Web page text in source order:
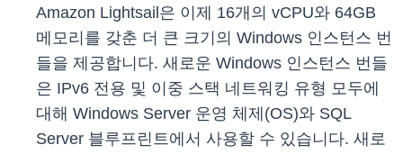
Amazon Lightsail은 이제 16개의 vCPU와 64GB
메모리를 갖춘 더 큰 크기의 Windows 인스턴스 번
들을 제공합니다. 새로운 Windows 인스턴스 번들
은 IPv6 전용 및 이중 스택 네트워킹 유형 모두에
대해 Windows Server 운영 체제(OS)와 SQL
Server 블루프린트에서 사용할 수 있습니다. 새로